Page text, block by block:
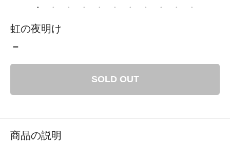
虹の夜明け
－
SOLD OUT
商品の説明